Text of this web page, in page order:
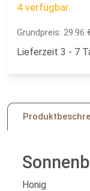
4 verfügbar
Grundpreis: 29.96
Lieferzeit 3 - 7
Honig